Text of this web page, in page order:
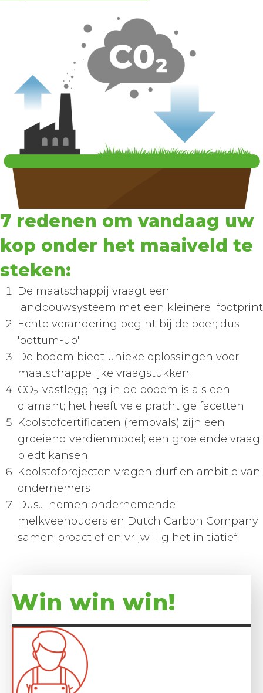
7 redenen om vandaag uw
kop onder het maaiveld te
steken:
De maatschappij vraagt een
landbouwsysteem met een kleinere footprint
Echte verandering begint bij de boer; dus
'bottum-up'
De bodem biedt unieke oplossingen voor
maatschappelijke vraagstukken
CO2-vastlegging in de bodem is als een
diamant; het heeft vele prachtige facetten
Koolstofcertificaten (removals) zijn een
groeiend verdienmodel; een groeiende vraag
biedt kansen
Koolstofprojecten vragen durf en ambitie van
ondernemers
Dus.... nemen ondernemende
melkveehouders en Dutch Carbon Company
samen proactief en vrijwillig het initiatief
Win win win!